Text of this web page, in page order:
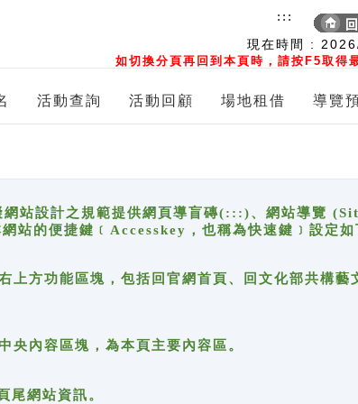
現在時間 :
如切換分頁再回到本頁時，請按F5取得
:::
活動查詢 活動回顧 場地租借 導覽
站設計之規範提供網頁導盲磚(:::)、網站導覽
的便捷鍵﹝Accesskey，也稱為快速鍵﹞設定如
功能區塊，包括回官網首頁、回文化部共構藝
容區塊，為本頁主要內容區。
網站資訊。